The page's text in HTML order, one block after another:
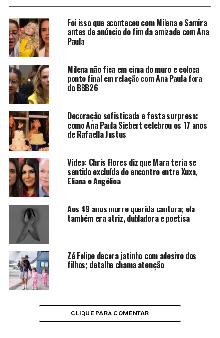
Os rumores foram divulgadas pelo jornalista Leo Dias,
por meio de seu site. Segundo ele, Zé Felipe e Ana
Castela estariam juntos em uma viagem à Flórida, nos
Estados Unidos. O passeio teria acontecido de forma
discreta, mas o casal teria sido visto circulando pela
região.
Apesar de ainda não haver confirmação por parte dos
artistas, os rumores ganharam força com o suposto
flagra. O local escolhido para a viagem e o momento em
que ambos estão solteiros reforçaram a repercussão nas
redes sociais.
Relação com Virginia Fonseca
segue amigável
Fonseca continuam aparecendo juntos em algumas
publicações nas redes sociais. A convivência tem sido
motivada especialmente pelo vínculo com os filhos que
Desde o anúncio do divórcio, o ex-casal tem mostrado
que mantém uma relação amistosa. A ideia é preservar o
bem-estar das crianças, o que justifica a frequência com
que ainda são vistos juntos em situações familiares.
CONTINUE LENDO
Foi isso que aconteceu com Milena e Samira
antes de anúncio do fim da amizade com Ana
Paula
Milena não fica em cima do muro e coloca
ponto final em relação com Ana Paula fora
do BBB26
Decoração sofisticada e festa surpresa:
como Ana Paula Siebert celebrou os 17 anos
de Rafaella Justus
Vídeo: Chris Flores diz que Mara teria se
sentido excluída do encontro entre Xuxa,
Eliana e Angélica
Aos 49 anos morre querida cantora; ela
também era atriz, dubladora e poetisa
Zé Felipe decora jatinho com adesivo dos
filhos; detalhe chama atenção
CLIQUE PARA COMENTAR